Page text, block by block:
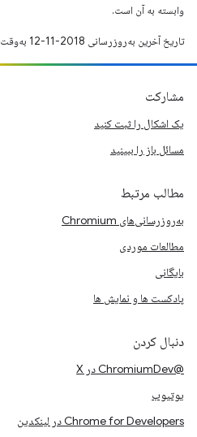
وابسته به آن است.
تاریخ آخرین به‌روزرسانی 2018-11-12 به‌وقت ساعت هماهنگ جهانی.
مشارکت
یک اشکال را ثبت کنید
مسائل باز را ببینید
مطالب مرتبط
به‌روزرسانی‌های Chromium
مطالعات موردی
بایگانی
پادکست ها و نمایش ها
دنبال کردن
@ChromiumDev در X
یوتیوب
Chrome for Developers در لینکدین